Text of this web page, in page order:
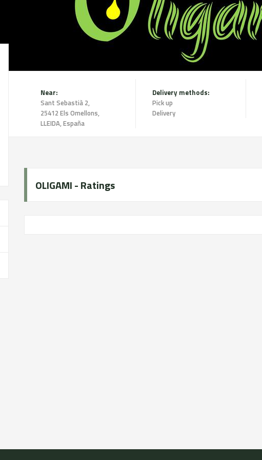
Near:
Sant Sebastià 2,
25412 Els Omellons,
LLEIDA, España
Delivery methods:
Pick up
Delivery
OLIGAMI - Ratings